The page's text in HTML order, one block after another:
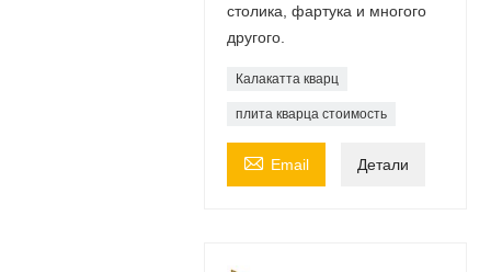
столика, фартука и многого
другого.
Калакатта кварц
плита кварца стоимость
 Email Детали